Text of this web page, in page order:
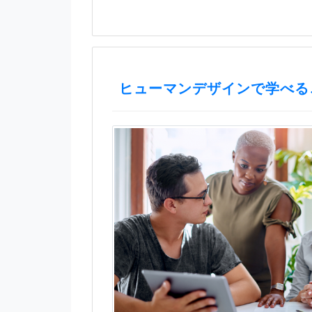
ヒューマンデザインで学べ